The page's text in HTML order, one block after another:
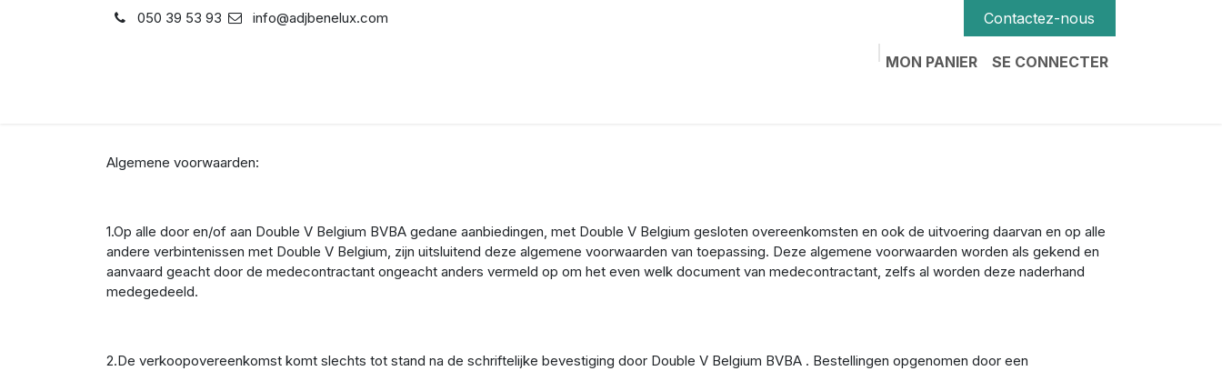
Se rendre au contenu
050 39 53 93 info@adjbenelux.com Contactez-nous
MON PANIER
SE CONNECTER
Algemene voorwaarden:
1.Op alle door en/of aan Double V Belgium BVBA gedane aanbiedingen, met Double V Belgium gesloten overeenkomsten en ook de uitvoering daarvan en op alle
andere verbintenissen met Double V Belgium, zijn uitsluitend deze algemene voorwaarden van toepassing. Deze algemene voorwaarden worden als gekend en
aanvaard geacht door de medecontractant ongeacht anders vermeld op om het even welk document van medecontractant, zelfs al worden deze naderhand
medegedeeld.
2.De verkoopovereenkomst komt slechts tot stand na de schriftelijke bevestiging door Double V Belgium BVBA . Bestellingen opgenomen door een